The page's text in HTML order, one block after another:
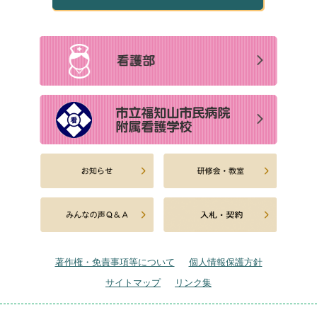
著作権・免責事項等について
個人情報保護方針
サイトマップ
リンク集